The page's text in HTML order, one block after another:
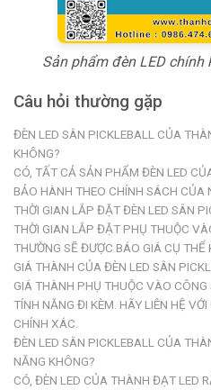
Sản phẩm đèn LED
Câu hỏi thường gặp
ĐÈN LED SÂN PICKLEBALL CỦA
KHÔNG?
CÓ, TẤT CẢ SẢN PHẨM ĐÈN LED
BẢO HÀNH THEO CHÍNH SÁCH CỦA
THỜI GIAN LẮP ĐẶT ĐÈN LED SÂN
THỜI GIAN LẮP ĐẶT PHỤ THUỘC
THƯỜNG SẼ ĐƯỢC BÁO GIÁ CỤ THỂ
GIÁ THÀNH CỦA ĐÈN LED SÂN
GIÁ THÀNH PHỤ THUỘC VÀO
TÍNH NĂNG ĐI KÈM. HÃY LIÊN HỆ
CHÍNH XÁC.
ĐÈN LED SÂN PICKLEBALL CỦA
NĂNG KHÔNG?
CÓ, ĐÈN LED CỦA THÀNH ĐẠT LED